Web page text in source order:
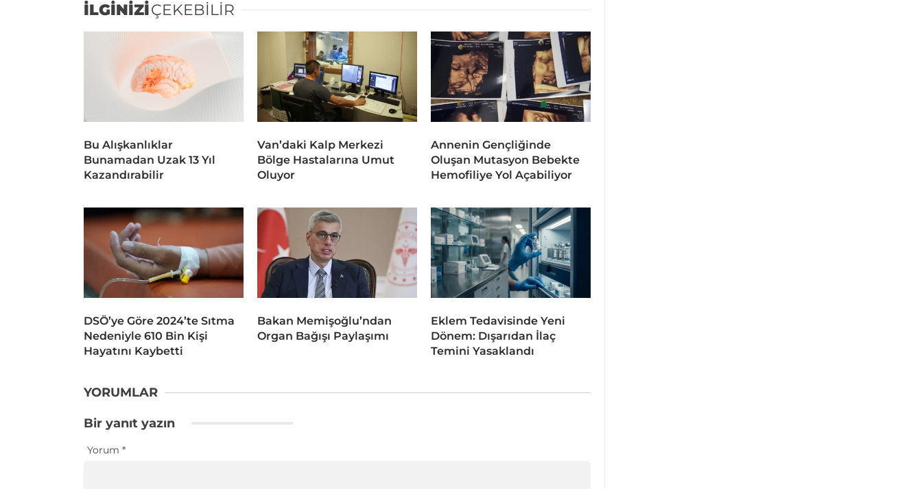
İLGİNİZİÇEKEBİLİR
Bu Alışkanlıklar
Bunamadan Uzak 13 Yıl
Kazandırabilir
Van’daki Kalp Merkezi
Bölge Hastalarına Umut
Oluyor
Annenin Gençliğinde
Oluşan Mutasyon Bebekte
Hemofiliye Yol Açabiliyor
DSÖ’ye Göre 2024’te Sıtma
Nedeniyle 610 Bin Kişi
Hayatını Kaybetti
Bakan Memişoğlu’ndan
Organ Bağışı Paylaşımı
Eklem Tedavisinde Yeni
Dönem: Dışarıdan İlaç
Temini Yasaklandı
YORUMLAR
Bir yanıt yazın
Yorum *